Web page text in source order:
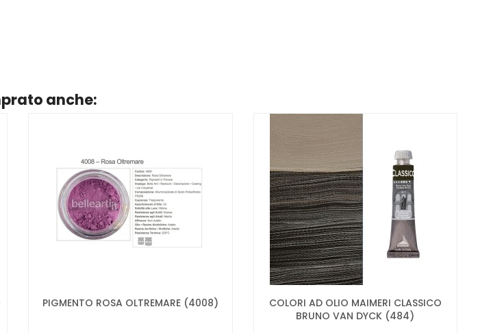
anche:
PIGMENTO ROSA OLTREMARE (4008)
COLORI AD OLIO MAIMERI CLASSICO
BRUNO VAN DYCK (484)